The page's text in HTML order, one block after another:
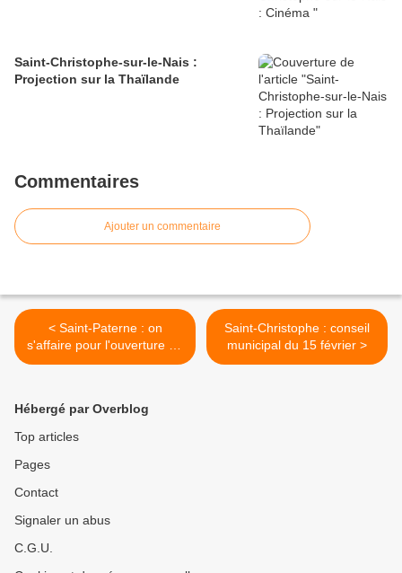
Saint-Christophe-sur-le-Nais :
Projection sur la Thaïlande
Commentaires
Ajouter un commentaire
< Saint-Paterne : on
s'affaire pour l'ouverture du
G20
Saint-Christophe : conseil
municipal du 15 février >
Hébergé par Overblog
Top articles
Pages
Contact
Signaler un abus
C.G.U.